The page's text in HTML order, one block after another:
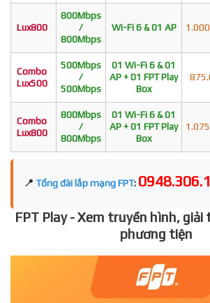
Lux800
800Mbps
/
800Mbps
Wi-Fi 6 & 01 AP
Combo
Lux500
500Mbps
/
500Mbps
01 Wi-Fi 6 & 01
AP + 01 FPT Play
Box
Combo
Lux800
800Mbps
/
800Mbps
01 Wi-Fi 6 & 01
AP + 01 FPT Play
Box
📍 Tổng đài lắp mạng FPT:
FPT Play - Xem truyền hình,
phương tiện